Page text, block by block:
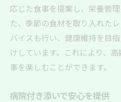
応じた食事を提案し、栄養管
た、季節の食材を取り入れた
バイスも行い、健康維持を目
けしています。これにより、
事を楽しむことができます。
病院付き添いで安心を提供